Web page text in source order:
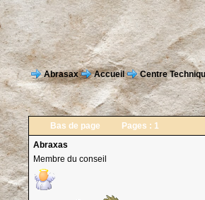
Abrasax Accueil Centre
Bas de page Pages : 1
Abraxas
Membre du conseil